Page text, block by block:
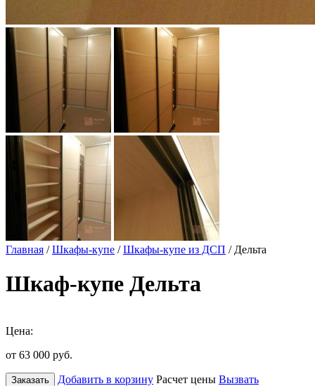
Главная /Шкафы-купе /Шкафы-купе из ДСП / Дельта
Шкаф-купе Дельта
Цена:
от 63 000 руб.
Заказать Добавить в корзину Расчет цены Вызвать